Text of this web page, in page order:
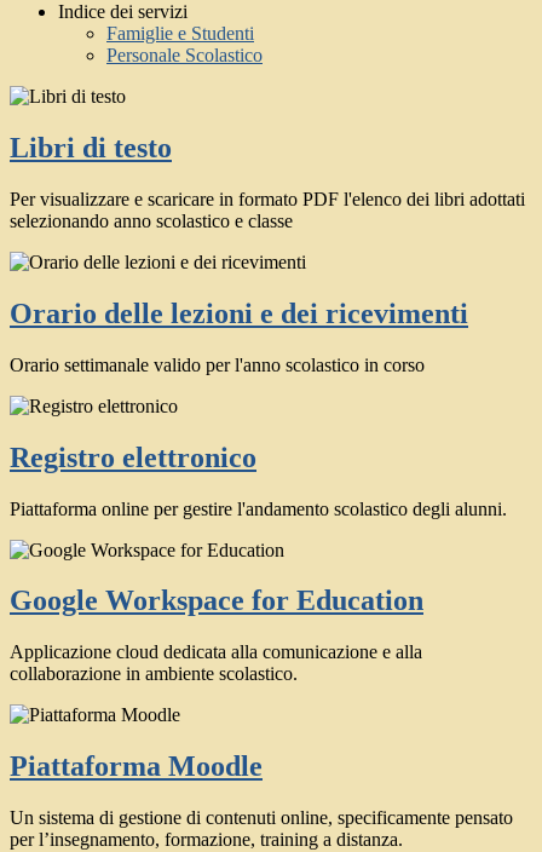
Indice dei servizi
Famiglie e Studenti
Personale Scolastico
Libri di testo
Per visualizzare e scaricare in formato PDF l'elenco dei libri adottati
selezionando anno scolastico e classe
Orario delle lezioni e dei ricevimenti
Orario settimanale valido per l'anno scolastico in corso
Registro elettronico
Piattaforma online per gestire l'andamento scolastico degli alunni.
Google Workspace for Education
Applicazione cloud dedicata alla comunicazione e alla
collaborazione in ambiente scolastico.
Piattaforma Moodle
Un sistema di gestione di contenuti online, specificamente pensato
per l’insegnamento, formazione, training a distanza.